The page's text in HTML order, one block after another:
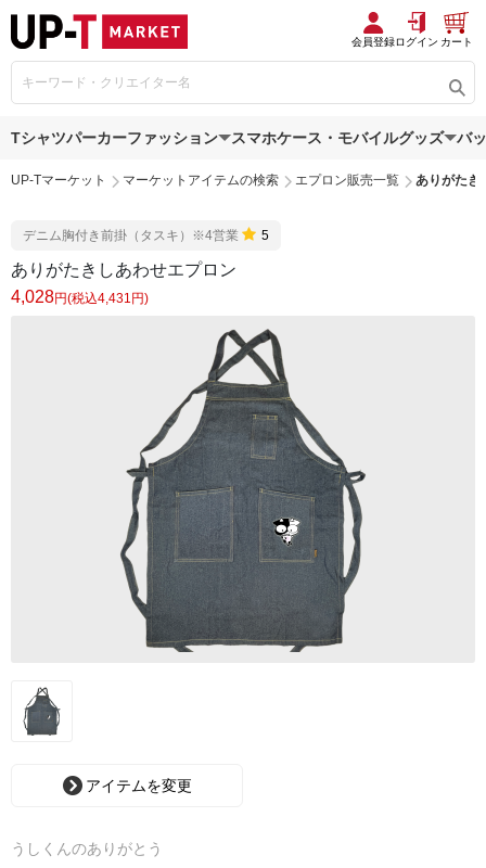
会員登録ログイン カート
Tシャツパーカーファッション スマホケース・モバイルグッズ バ
UP-Tマーケット マーケットアイテムの検索 エプロン販売一覧 ありがたき
デニム胸付き前掛（タスキ）※4営業 5
ありがたきしあわせエプロン
4,028円(税込4,431円)
アイテムを変更
うしくんのありがとう